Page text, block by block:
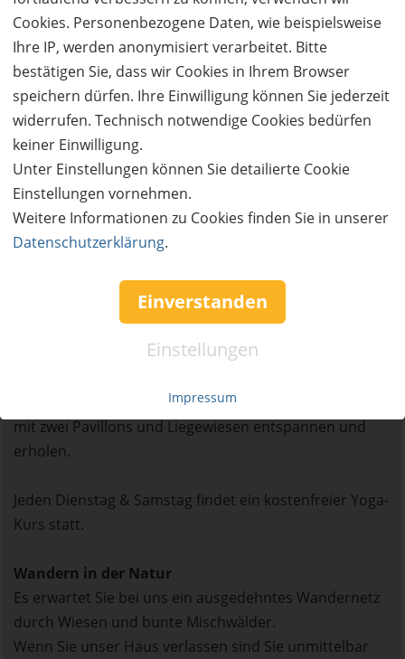
Cookies. Personenbezogene Daten, wie beispielsweise
Ihre IP, werden anonymisiert verarbeitet. Bitte
bestätigen Sie, dass wir Cookies in Ihrem Browser
speichern dürfen. Ihre Einwilligung können Sie jederzeit
widerrufen. Technisch notwendige Cookies bedürfen
keiner Einwilligung.
Unter Einstellungen können Sie detailierte Cookie
Einstellungen vornehmen.
Weitere Informationen zu Cookies finden Sie in unserer
Datenschutzerklärung.
Einverstanden
Einstellungen
Impressum
In unserem Innenbereich erstreckt sich auf 1100
Quadratmetern eine Wellness-Oase: Ein Schwimmbad
mit einem großzügigen Liegebereich, eine sanfte Bio-
Sauna, ein orientalisches Dampfbad, ein Tecaldarium
und ein Traumbad. Zudem finden Sie zwei Ruheräume,
unter anderem mit Wasserbetten, eine
abwechslungsreiche Duschlandschaft, einen
gemütlichen Bistrobereich, einen Fitnessraum und
Kneipp-Becken.
Der Außenbereich umfasst zusätzliche 1900
Quadratmeter, zuzüglich des Badesees von über 3000
Quadratmetern. Das Highlight auf dem Badesee ist
unsere einzigartige Pfahlbauten-Sauna. Ein helles,
Zudem können Sie sich in einem weitläufigen Garten
mit zwei Pavillons und Liegewiesen entspannen und
erholen.
Jeden Dienstag & Samstag findet ein kostenfreier Yoga-
Kurs statt.
Wandern in der Natur
Es erwartet Sie bei uns ein ausgedehntes Wandernetz
durch Wiesen und bunte Mischwälder.
Wenn Sie unser Haus verlassen sind Sie unmittelbar